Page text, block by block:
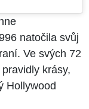
natočila svůj
Ve svých 72
krásy,
Hollywood